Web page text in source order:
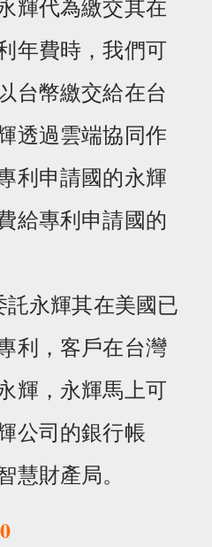
輝代為繳交其在
年費時，我們可
台幣繳交給在台
透過雲端協同作
利申請國的永輝
給專利申請國的
永輝其在美國已
利，客戶在台灣
輝，永輝馬上可
公司的銀行帳
慧財產局。